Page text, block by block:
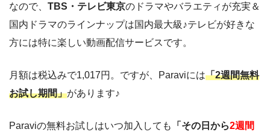
なので、 TBS・テレビ東京のドラマやバラエティが充実＆
国内ドラマのラインナップは国内最大級♪テレビが好きな
方には特に楽しい動画配信サービスです。
月額は税込みで1,017円。ですが、Paraviには「2週間無料
お試し期間」があります♪
Paraviの無料お試しはいつ加入しても 「その日から2週間